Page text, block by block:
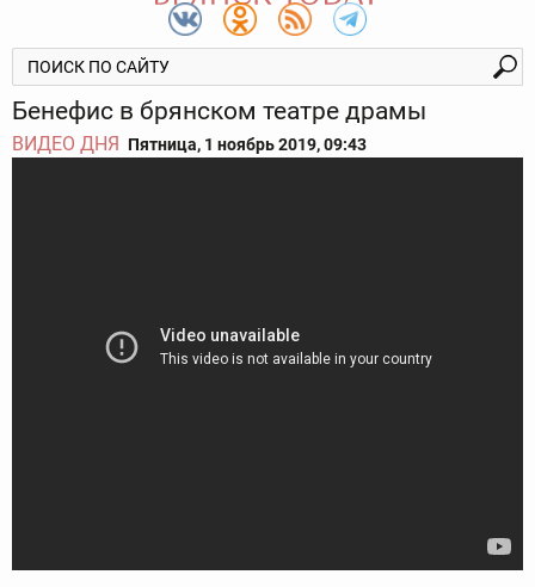
Бенефис в брянском театре драмы
ВИДЕО ДНЯ Пятница, 1 ноябрь 2019, 09:43